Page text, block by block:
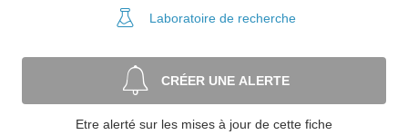
Laboratoire de recherche
CRÉER UNE ALERTE
Etre alerté sur les mises à jour de cette fiche